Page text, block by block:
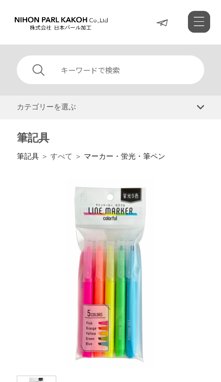
カテゴリーを選ぶ
筆記具
筆記具＞ すべて ＞ マーカー・蛍光・筆ペン